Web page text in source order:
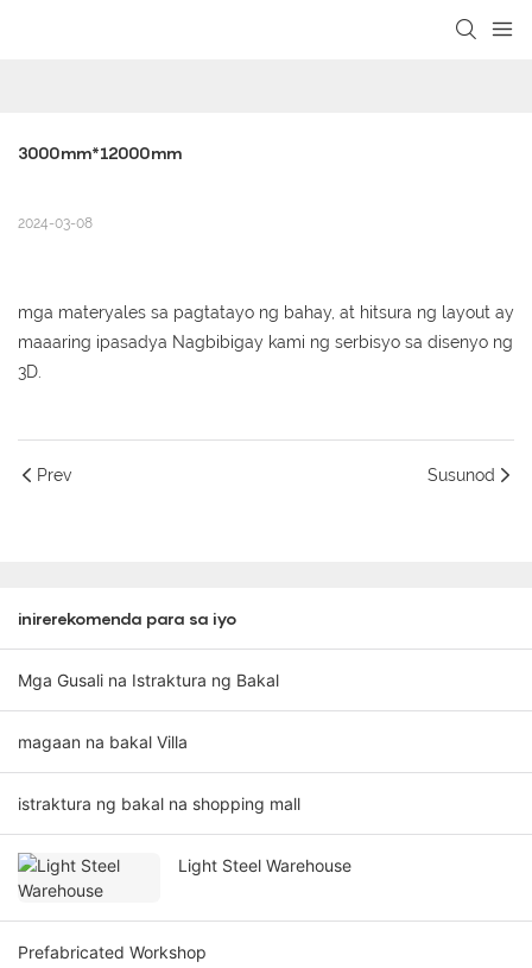
3000mm*12000mm
2024-03-08
mga materyales sa pagtatayo ng bahay, at hitsura ng layout ay
maaaring ipasadya Nagbibigay kami ng serbisyo sa disenyo ng
3D.
Prev Susunod
inirerekomenda para sa iyo
Mga Gusali na Istraktura ng Bakal
magaan na bakal Villa
istraktura ng bakal na shopping mall
Light Steel Warehouse
Prefabricated Workshop